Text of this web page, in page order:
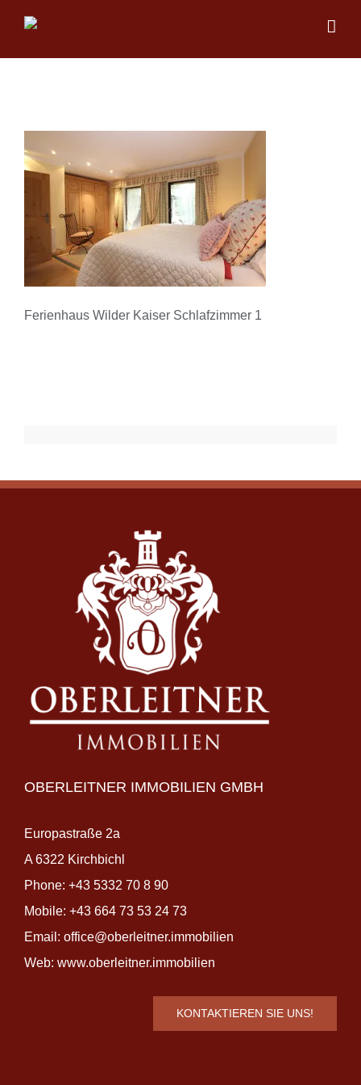
Ferienhaus Wilder Kaiser Schlafzimmer 1
OBERLEITNER IMMOBILIEN GMBH
Europastraße 2a
A 6322 Kirchbichl
Phone: +43 5332 70 8 90
Mobile: +43 664 73 53 24 73
Email: office@oberleitner.immobilien
Web: www.oberleitner.immobilien
KONTAKTIEREN SIE UNS!